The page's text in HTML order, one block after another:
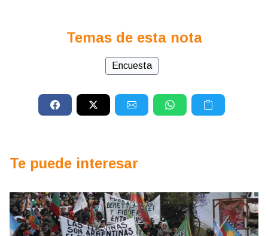
Temas de esta nota
Encuesta
Te puede interesar